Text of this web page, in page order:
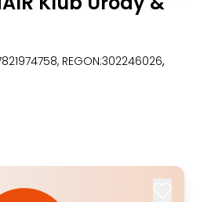
REGON:302246026,